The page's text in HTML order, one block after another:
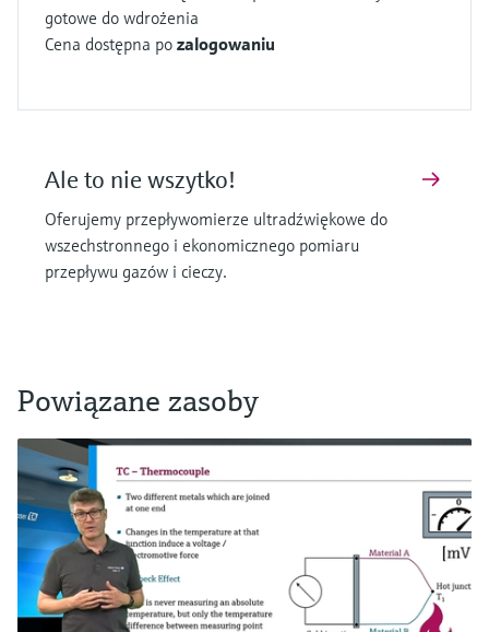
gotowe do wdrożenia
Cena dostępna po zalogowaniu
Ale to nie wszytko!
Oferujemy przepływomierze ultradźwiękowe do
wszechstronnego i ekonomicznego pomiaru
przepływu gazów i cieczy.
Powiązane zasoby